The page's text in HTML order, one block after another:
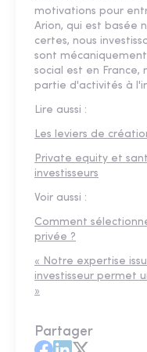
motivations pour
Arion, qui est basée
certes, nous
sont
social est en France,
partie d'activités à
Lire aussi :
Les leviers de
Private equity et
investisseurs
Voir aussi :
Comment
privée ?
« Notre expertise
investisseur permet
»
Partager